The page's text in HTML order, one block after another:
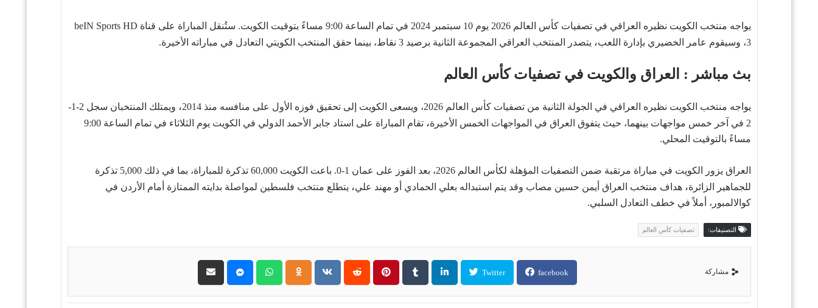
يواجه منتخب الكويت نظيره العراقي في تصفيات كأس العالم 2026 يوم 10 سبتمبر 2024 في تمام الساعة 9:00 مساءً بتوقيت الكويت. ستُنقل المباراة على قناة beIN Sports HD
3، وسيقوم عامر الخضيري بإدارة اللعب
، يتصدر المنتخب العراقي المجموعة الثانية برصيد 3 نقاط، بينما حقق المنتخب الكويتي التعادل في مباراته الأخيرة.
بث مباشر : العراق والكويت في تصفيات كأس العالم
يواجه منتخب الكويت نظيره العراقي في الجولة الثانية من تصفيات كأس العالم 2026، ويسعى الكويت إلى تحقيق فوزه الأول على منافسه منذ 2014 ،
ويمتلك المنتخبان سجل 2-1-
2 في آخر خمس مواجهات بينهما، حيث يتفوق العراق في المواجهات الخمس الأخيرة
،
تقام المباراة على استاد جابر الأحمد الدولي في الكويت يوم الثلاثاء في تمام الساعة 9:00
مساءً بالتوقيت المحلي.
العراق يزور الكويت في مباراة مرتقبة ضمن التصفيات المؤهلة لكأس العالم 2026، بعد الفوز على عمان 1-0. باعت الكويت 60,000 تذكرة للمباراة، بما في ذلك 5,000 تذكرة
للجماهير الزائرة، هداف منتخب العراق أيمن حسين مصاب وقد يتم استبداله بعلي الحمادي أو مهند علي، يتطلع منتخب فلسطين لمواصلة بدايته الممتازة أمام الأردن في
كوالالمبور، أملاً في خطف التعادل السلبي.
التصنيفات: تصفيات كأس العالم
مشاركة facebook
Twitter